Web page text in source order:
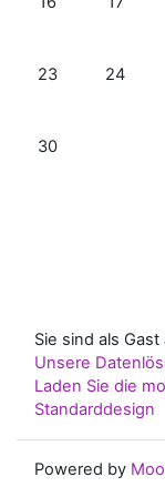
Keine Termine,
23 Keine
24
Keine Termine,
30
Sie sind als
Unsere
Laden Sie die
Standarddesign
Powered by